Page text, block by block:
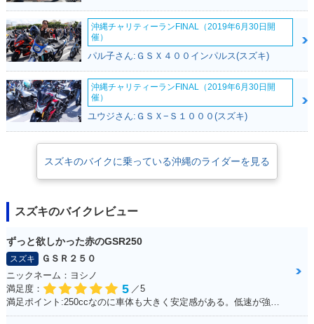
沖縄チャリティーランFINAL（2019年6月30日開
催）
パル子さん:ＧＳＸ４００インパルス(スズキ)
沖縄チャリティーランFINAL（2019年6月30日開
催）
ユウジさん:ＧＳＸ−Ｓ１０００(スズキ)
スズキのバイクに乗っている沖縄のライダーを見る
スズキのバイクレビュー
ずっと欲しかった赤のGSR250
スズキ
ＧＳＲ２５０
ニックネーム：ヨシノ
満足度：
5 ／5
満足ポイント:250ccなのに車体も大きく安定感がある。低速が強いのエンスト知らず。